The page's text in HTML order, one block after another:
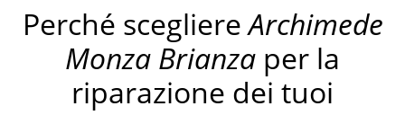
Perché scegliereArchimede
Monza Brianza per la
riparazione dei tuoi